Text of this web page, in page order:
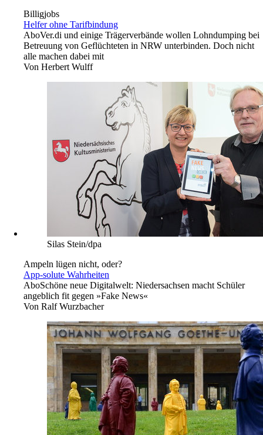
Billigjobs
Helfer ohne Tarifbindung
AboVer.di und einige Trägerverbände wollen Lohndumping bei
Betreuung von Geflüchteten in NRW unterbinden. Doch nicht
alle machen dabei mit
Von Herbert Wulff
Silas Stein/dpa
Ampeln lügen nicht, oder?
App-solute Wahrheiten
AboSchöne neue Digitalwelt: Niedersachsen macht Schüler
angeblich fit gegen »Fake News«
Von Ralf Wurzbacher